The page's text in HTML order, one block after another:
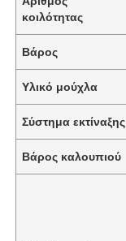
κοιλότητας
Βάρος
Υλικό μούχλα
Σύστημα εκτίναξης
Βάρος καλουπιού